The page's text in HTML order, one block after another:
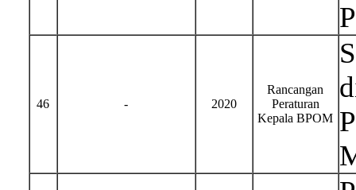
46 - 2020
Rancangan
Peraturan
Kepala BPOM